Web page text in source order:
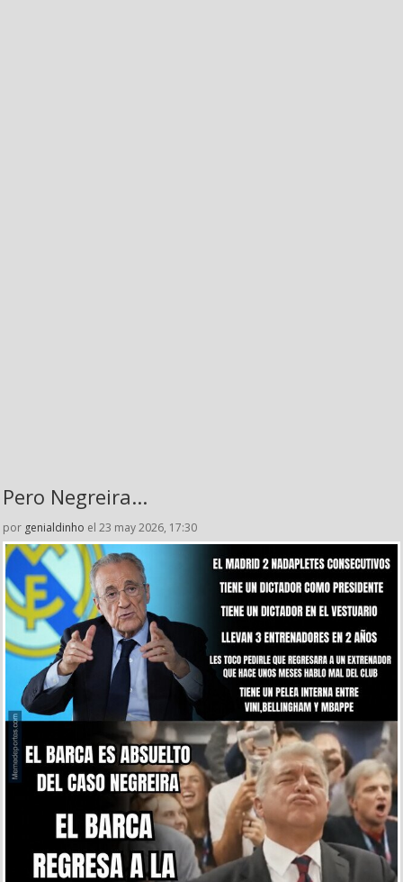
Pero Negreira...
por genialdinho el 23 may 2026, 17:30